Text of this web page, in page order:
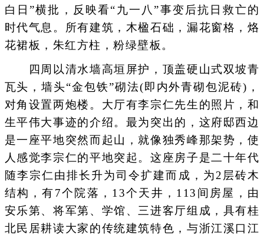
白日”横批，反映看“九一八”事变后抗日救亡的
时代气息。所有建筑，木楹石础，漏花窗格，烙
花裙板，朱红方柱，粉绿壁板。
四周以清水墙高垣屏护，顶盖硬山式双坡青
瓦头，墙头“金包铁”砌法(即内外青砌包泥砖)，
对角设置两炮楼。大厅有李宗仁先生的照片，和
生平伟大事迹的介绍。最为突出的，这府邸西边
是一座平地突然而起山，就像独秀峰那架势，使
人感觉李宗仁的平地突起。这座房子是二十年代
随李宗仁由排长升为司令扩建而成，为2层砖木
结构，有7个院落，13个天井，113间房屋，由
安乐第、将军第、学馆、三进客厅组成，具有桂
北民居耕读大家的传统建筑特色，与浙江溪口江